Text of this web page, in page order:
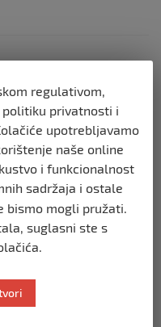
iz Sarajeva
odjeknulo
Ima žrtava,
terenu
vojno uzvratiti
regulativom,
politiku privatnosti i
upotrebljavamo
naše online
i funkcionalnost
sadržaja i ostale
bismo mogli pružati.
suglasni ste s